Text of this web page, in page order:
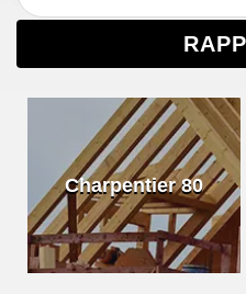
Charpentier 80